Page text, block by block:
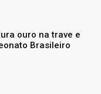
ouro na trave e
Brasileiro